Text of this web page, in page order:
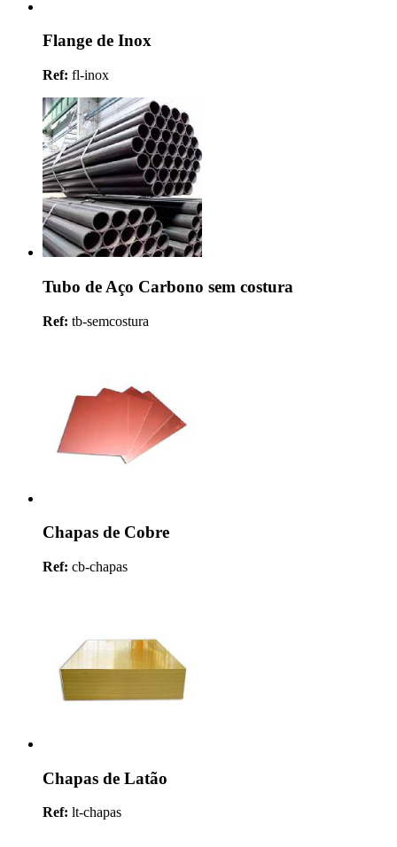
Flange de Inox
Ref: fl-inox
Tubo de Aço Carbono sem costura
Ref: tb-semcostura
Chapas de Cobre
Ref: cb-chapas
Chapas de Latão
Ref: lt-chapas